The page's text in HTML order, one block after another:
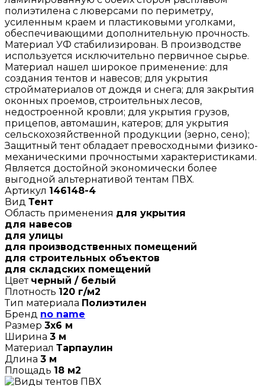
полиэтилена с люверсами по периметру,
усиленным краем и пластиковыми уголками,
обеспечивающими дополнительную прочность.
Материал УФ стабилизирован. В производстве
используется исключительно первичное сырье.
Материал нашел широкое применение: для
создания тентов и навесов; для укрытия
стройматериалов от дождя и снега; для закрытия
оконных проемов, строительных лесов,
недостроенной кровли; для укрытия грузов,
прицепов, автомашин, катеров; для укрытия
сельскохозяйственной продукции (зерно, сено);
Защитный тент обладает превосходными физико-
механическими прочностыми характеристиками.
Является достойной экономически более
выгодной альтернативой тентам ПВХ.
Артикул 146148-4
Вид Тент
Область применения для укрытия
для навесов
для улицы
для производственных помещений
для строительных объектов
для складских помещений
Цвет черный / белый
Плотность 120 г/м2
Тип материала Полиэтилен
Бренд no name
Размер 3х6 м
Ширина 3 м
Материал Тарпаулин
Длина 3 м
Площадь 18 м2